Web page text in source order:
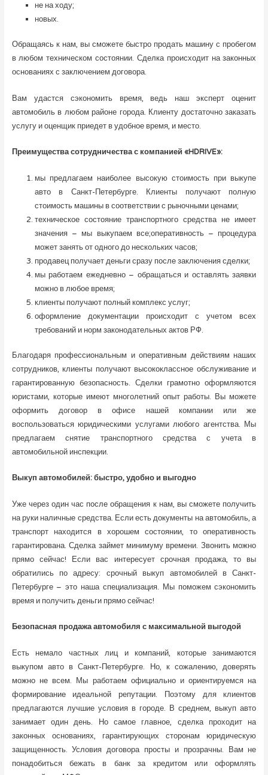
не на ходу;
новых.
Обращаясь к нам, вы сможете быстро продать машину с пробегом
в любом техническом состоянии. Сделка происходит на законных
основаниях с заключением договора.
Вам удастся сэкономить время, ведь наш эксперт оценит
автомобиль в любом районе города. Клиенту достаточно заказать
услугу и оценщик приедет в удобное время, и место.
Преимущества сотрудничества с компанией «HDRIVE»:
мы предлагаем наиболее высокую стоимость при выкупе
авто в Санкт-Петербурге. Клиенты получают полную
стоимость машины в соответствии с рыночными ценами;
техническое состояние транспортного средства не имеет
значения – мы выкупаем все;оперативность – процедура
может занять от одного до нескольких часов;
продавец получает деньги сразу после заключения сделки;
мы работаем ежедневно – обращаться и оставлять заявки
можно в любое время;
клиенты получают полный комплекс услуг;
оформление документации происходит с учетом всех
требований и норм законодательных актов РФ.
Благодаря профессиональным и оперативным действиям наших
сотрудников, клиенты получают высококлассное обслуживание и
гарантированную безопасность. Сделки грамотно оформляются
юристами, которые имеют многолетний опыт работы. Вы можете
оформить договор в офисе нашей компании или же
воспользоваться юридическими услугами любого агентства. Мы
предлагаем снятие транспортного средства с учета в
автомобильной инспекции.
Выкуп автомобилей: быстро, удобно и выгодно
Уже через один час после обращения к нам, вы сможете получить
на руки наличные средства. Если есть документы на автомобиль, а
транспорт находится в хорошем состоянии, то оперативность
гарантирована. Сделка займет минимуму времени. Звонить можно
прямо сейчас! Если вас интересует срочная продажа, то вы
обратились по адресу: срочный выкуп автомобилей в Санкт-
Петербурге – это наша специализация. Мы поможем сэкономить
время и получить деньги прямо сейчас!
Безопасная продажа автомобиля с максимальной выгодой
Есть немало частных лиц и компаний, которые занимаются
выкупом авто в Санкт-Петербурге. Но, к сожалению, доверять
можно не всем. Мы работаем официально и ориентируемся на
формирование идеальной репутации. Поэтому для клиентов
предлагаются лучшие условия в городе. В среднем, выкуп авто
занимает один день. Но самое главное, сделка проходит на
законных основаниях, гарантирующих сторонам юридическую
защищенность. Условия договора просты и прозрачны. Вам не
понадобиться бежать в банк за кредитом или оформлять